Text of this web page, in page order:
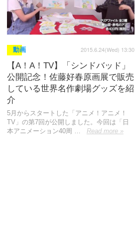
動画 2015.6.24(Wed) 13:30
【A！A！TV】「シンドバッド」
公開記念！佐藤好春原画展で販売
している世界名作劇場グッズを紹
介
5月からスタートした「アニメ！アニメ！
TV」の第7回が公開しました。今回は「日
本アニメーション40周 …
Read more »